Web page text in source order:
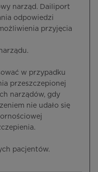
narząd. Dailiport
odpowiedzi
przyjęcia
w przypadku
przeszczepionej
narządów, gdy
nie udało się
pacjentów.